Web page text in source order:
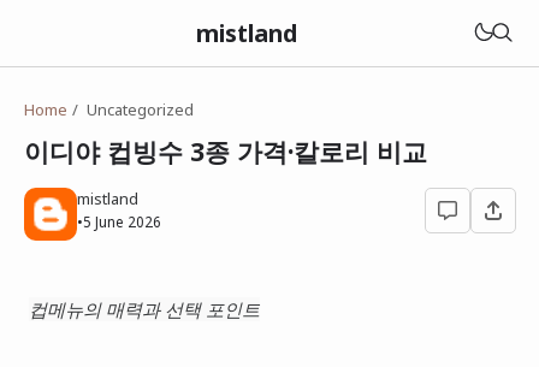
mistland
Home Uncategorized
이디야 컵빙수 3종 가격·칼로리 비교
mistland
•5 June 2026
컵메뉴의 매력과 선택 포인트